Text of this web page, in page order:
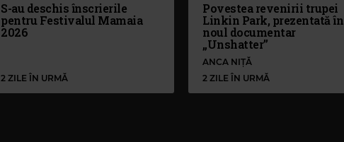
S-au deschis înscrierile
pentru Festivalul Mamaia
2026
2 ZILE ÎN URMĂ
Povestea revenirii trupei
Linkin Park, prezentată în
noul documentar
„Unshatter”
ANCA NIȚĂ
2 ZILE ÎN URMĂ